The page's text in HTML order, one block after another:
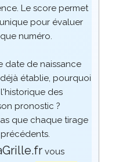
Le score permet
pour évaluer
numéro.
date de naissance
établie, pourquoi
des
pronostic ?
que chaque tirage
vous